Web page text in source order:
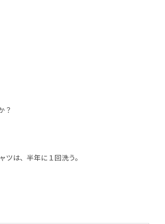
？
ツは、半年に１回洗う。